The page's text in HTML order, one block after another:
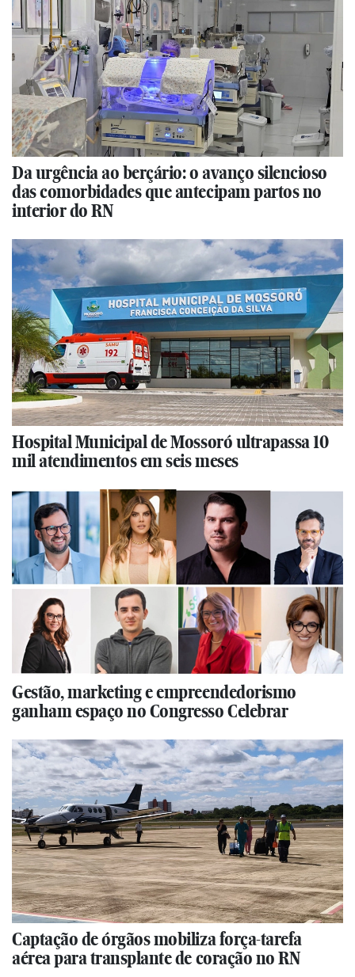
Da urgência ao berçário: o avanço silencioso
das comorbidades que antecipam partos no
interior do RN
Hospital Municipal de Mossoró ultrapassa 10
mil atendimentos em seis meses
Gestão, marketing e empreendedorismo
ganham espaço no Congresso Celebrar
Captação de órgãos mobiliza força-tarefa
aérea para transplante de coração no RN